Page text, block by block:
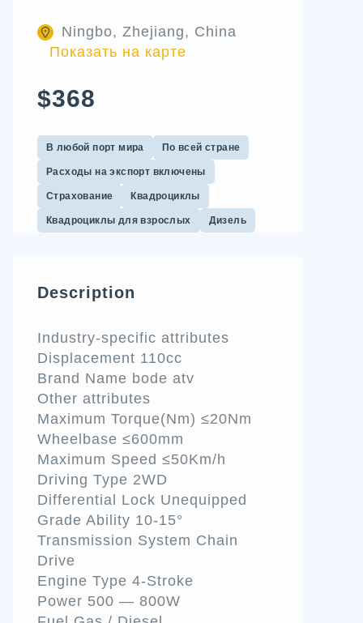
Ningbo, Zhejiang, China
Показать на карте
$368
В любой порт мира По всей стране
Расходы на экспорт включены
Страхование Квадроциклы
Квадроциклы для взрослых Дизель
Description
Industry-specific attributes
Displacement 110cc
Brand Name bode atv
Other attributes
Maximum Torque(Nm) ≤20Nm
Wheelbase ≤600mm
Maximum Speed ≤50Km/h
Driving Type 2WD
Differential Lock Unequipped
Grade Ability 10-15°
Transmission System Chain
Drive
Engine Type 4-Stroke
Power 500 — 800W